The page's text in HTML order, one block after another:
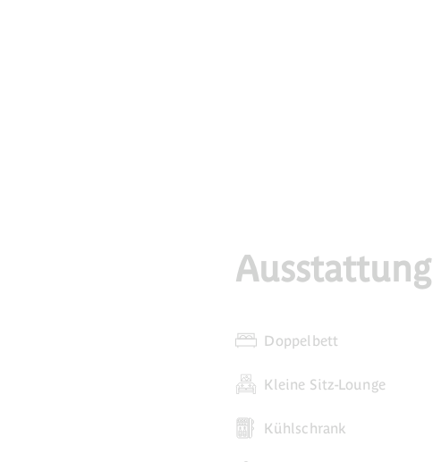
Ausstattung
Doppelbett
Kleine Sitz-Lounge
Kühlschrank